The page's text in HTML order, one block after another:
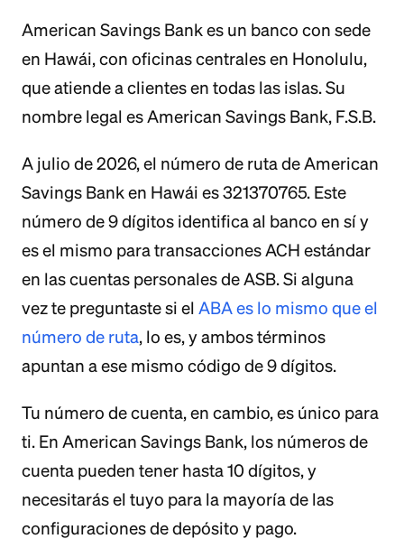
American Savings Bank es un banco con sede
en Hawái, con oficinas centrales en Honolulu,
que atiende a clientes en todas las islas. Su
nombre legal es American Savings Bank, F.S.B.
A julio de 2026, el número de ruta de American
Savings Bank en Hawái es 321370765. Este
número de 9 dígitos identifica al banco en sí y
es el mismo para transacciones ACH estándar
en las cuentas personales de ASB. Si alguna
vez te preguntaste si el ABA es lo mismo que el
número de ruta, lo es, y ambos términos
apuntan a ese mismo código de 9 dígitos.
Tu número de cuenta, en cambio, es único para
ti. En American Savings Bank, los números de
cuenta pueden tener hasta 10 dígitos, y
necesitarás el tuyo para la mayoría de las
configuraciones de depósito y pago.